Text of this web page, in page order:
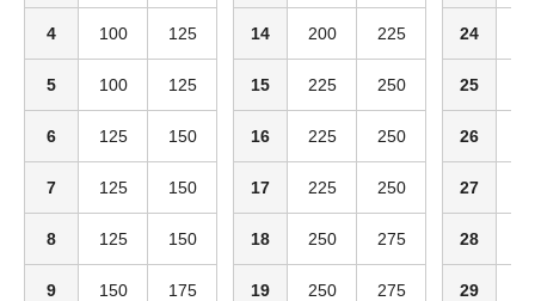
4 100 125
5 100 125
6 125 150
7 125 150
8 125 150
9 150 175
14 200 225
15 225 250
16 225 250
17 225 250
18 250 275
19 250 275
24
25
26
27
28
29